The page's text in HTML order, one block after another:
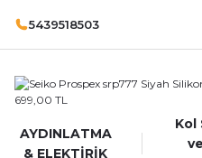
5439518503
AYDINLATMA
& ELEKTİRİK
Kol